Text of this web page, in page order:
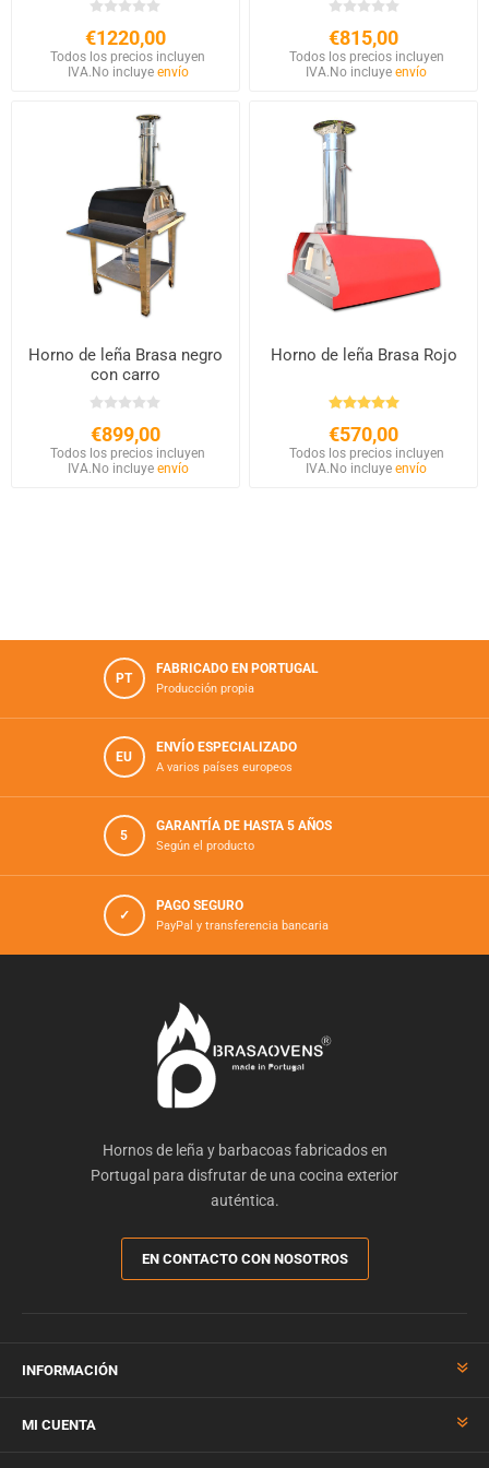
€1220,00
Todos los precios incluyen
IVA.No incluye envío
€815,00
Todos los precios incluyen
IVA.No incluyeenvío
Horno de leña Brasa negro
con carro
€899,00
Todos los precios incluyen
IVA. No incluye envío
Horno de leña Brasa Rojo
€570,00
Todos los precios incluyen
IVA. No incluyeenvío
PT
FABRICADO EN PORTUGAL
Producción propia
EU
ENVÍO ESPECIALIZADO
A varios países europeos
5
GARANTÍA DE HASTA 5 AÑOS
Según el producto
✓
PAGO SEGURO
PayPal y transferencia bancaria
Hornos de leña y barbacoas fabricados en
Portugal para disfrutar de una cocina exterior
auténtica.
EN CONTACTO CON NOSOTROS
INFORMACIÓN
MI CUENTA